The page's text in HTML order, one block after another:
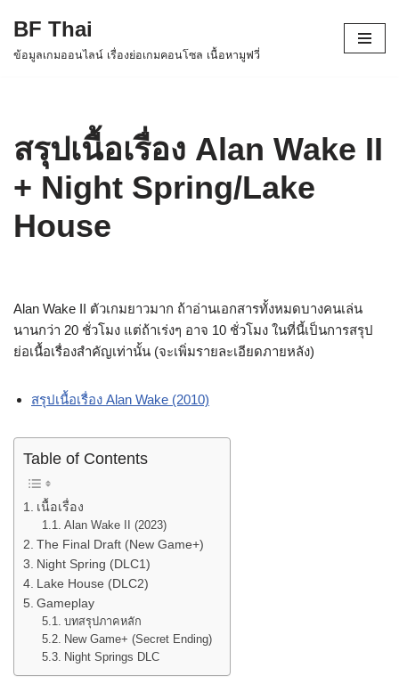
Skip
BF Thai
ข้อมูลเกมออนไลน์ เรื่องย่อเกมคอนโซล เนื้อหามูฟวี่
สรุปเนื้อเรื่อง Alan Wake II
+ Night Spring/Lake
House
Alan Wake II ตัวเกมยาวมาก ถ้าอ่านเอกสารทั้งหมดบางคนเล่น
นานกว่า 20 ชั่วโมง แต่ถ้าเร่งๆ อาจ 10 ชั่วโมง ในที่นี้เป็นการสรุป
ย่อเนื้อเรื่องสำคัญเท่านั้น (จะเพิ่มรายละเอียดภายหลัง)
สรุปเนื้อเรื่อง Alan Wake (2010)
Table of Contents
เนื้อเรื่อง
Alan Wake II (2023)
The Final Draft (New Game+)
Night Spring (DLC1)
Lake House (DLC2)
Gameplay
บทสรุปภาคหลัก
New Game+ (Secret Ending)
Night Springs DLC